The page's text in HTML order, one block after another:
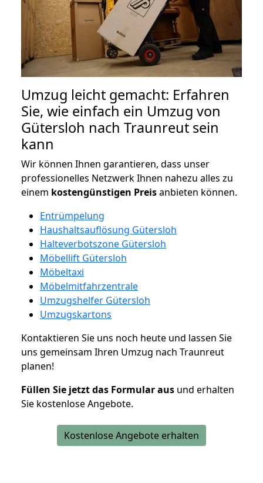
Umzug leicht gemacht: Erfahren
Sie, wie einfach ein Umzug von
Gütersloh nach Traunreut sein
kann
Wir können Ihnen garantieren, dass unser
professionelles Netzwerk Ihnen nahezu alles zu
einem kostengünstigen Preisanbieten können.
Entrümpelung
Haushaltsauflösung Gütersloh
Halteverbotszone Gütersloh
Möbellift Gütersloh
Möbeltaxi
Möbelmitfahrzentrale
Umzugshelfer Gütersloh
Umzugskartons
Kontaktieren Sie uns noch heute und lassen Sie
uns gemeinsam Ihren Umzug nach Traunreut
planen!
Füllen Sie jetzt das Formular aus und erhalten
Sie kostenlose Angebote.
Kostenlose Angebote erhalten